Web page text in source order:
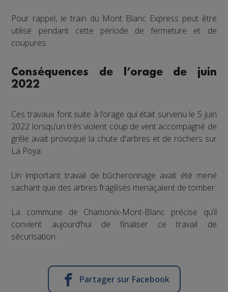
Pour rappel, le train du Mont Blanc Express peut être
utilisé pendant cette période de fermeture et de
coupures.
Conséquences de l’orage de juin
2022
Ces travaux font suite à l’orage qui était survenu le 5 juin
2022 lorsqu’un très violent coup de vent accompagné de
grêle avait provoqué la chute d'arbres et de rochers sur
La Poya.
Un important travail de bûcheronnage avait été mené
sachant que des arbres fragilisés menaçaient de tomber.
La commune de Chamonix-Mont-Blanc précise qu’il
convient aujourd’hui de finaliser ce travail de
sécurisation.
Partager sur Facebook